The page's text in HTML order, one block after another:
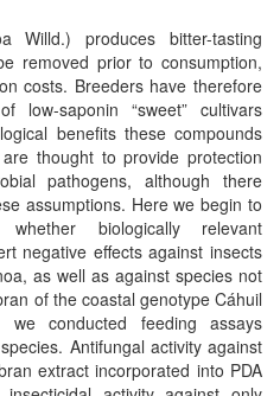
Willd.) produces bitter-tasting
removed prior to consumption,
costs. Breeders have therefore
low-saponin “sweet” cultivars
benefits these compounds
thought to provide protection
pathogens, although there
assumptions. Here we begin to
biologically relevant
negative effects against insects
as well as against species not
of the coastal genotype Cáhuil
conducted feeding assays
Antifungal activity against
extract incorporated into PDA